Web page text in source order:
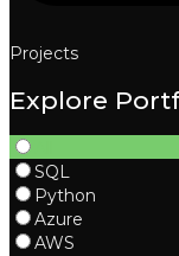
Projects
Explore
SQL
Python
Azure
AWS